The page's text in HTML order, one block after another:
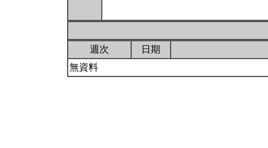
週次
日期
無資料